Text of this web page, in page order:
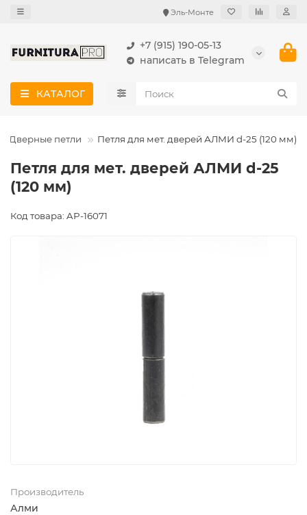
Эль-Монте
+7 (915) 190-05-13
написать в Telegram
КАТАЛОГ
Дверные петли Петля для мет. дверей АЛМИ d-25 (120 мм)
Петля для мет. дверей АЛМИ d-25
(120 мм)
Код товара: AP-16071
Производитель
Алми